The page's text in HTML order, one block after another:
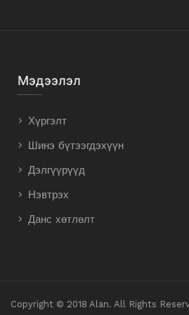
Мэдээлэл
Хүргэлт
Шинэ бүтээгдэхүүн
Дэлгүүрүүд
Нэвтрэх
Данс хөтлөлт
Copyright © 2018 Alan. All Rights